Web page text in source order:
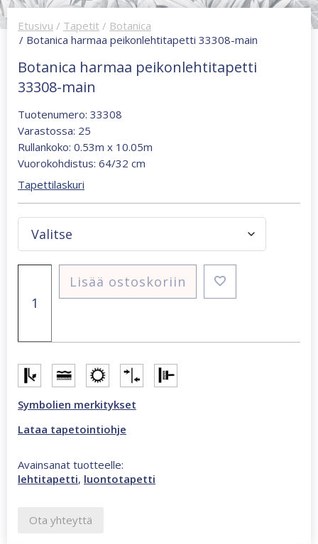
Etusivu / Tapetit / Botanica
/ Botanica harmaa peikonlehtitapetti 33308-main
Botanica harmaa peikonlehtitapetti
33308-main
Tuotenumero: 33308
Varastossa: 25
Rullankoko: 0.53m x 10.05m
Vuorokohdistus: 64/32 cm
Tapettilaskuri
peikonlehtitapetti
määrä
Lisää ostoskoriin
Symbolien merkitykset
Lataa tapetointiohje
Avainsanat tuotteelle:
lehtitapetti, luontotapetti
Ota yhteyttä